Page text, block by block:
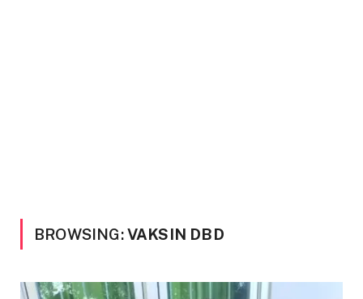
BROWSING:VAKSIN DBD